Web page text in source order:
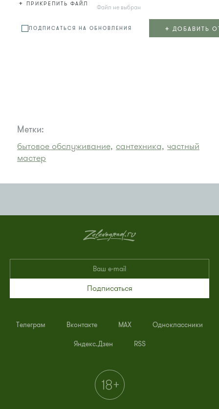
+ ПРИКРЕПИТЬ ФАЙЛ Файл не выбран
ПОДПИСАТЬСЯ НА ОБНОВЛЕНИЯ + ДОБАВИТЬ
Метки:
бытовое обслуживание, сантехника, частный
мастер
Подписаться
Телеграм Вконтакте MAX Одноклассники
Яндекс.Дзен RSS